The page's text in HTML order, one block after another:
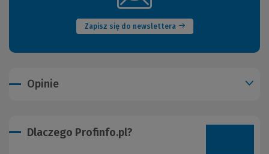
Zapisz się do newslettera
okno)
Opinie
Dlaczego Profinfo.pl?